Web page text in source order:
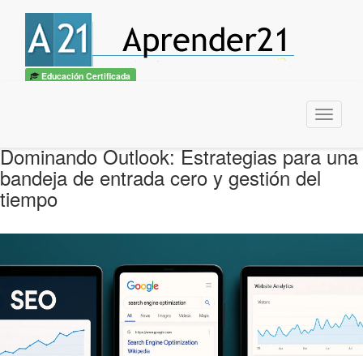
Educación Certificada
Menu
Dominando Outlook: Estrategias para una
bandeja de entrada cero y gestión del
tiempo